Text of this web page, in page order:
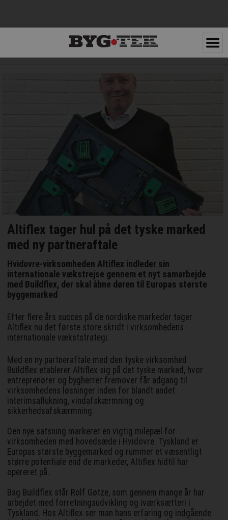
Altiflex tager hul på det tyske marked
med ny partneraftale
Hvidovre-virksomheden Altiflex indleder sin
internationale vækstrejse gennem et nyt samarbejde
med Buildflex, der skal åbne døren til Europas største
byggemarked
Efter flere års succes på de nordiske markeder tager
Altiflex nu det første store skridt i virksomhedens
internationale vækststrategi.
Med en ny partneraftale med den tyske virksomhed
Buildflex etablerer Altiflex sig på det tyske marked, hvor
entreprenører og bygherrer fremover får adgang til
virksomhedens løsninger inden for blandt andet
interimsaflukning, vindafskærmning og
sikkerhedsafskærmning.
Den nye satsning markerer en vigtig milepæl for
virksomheden med hovedsæde i Hvidovre. Tyskland er
Europas største byggemarked og rummer et væsentligt
større potentiale end de markeder, Altiflex hidtil har
opereret på.
Bag Buildflex står Rolf Gøtze, som gennem mange år har
arbejdet med forretningsudvikling og iværksætteri i
Tyskland. Hos Altiflex ser man hans erfaring og indgående